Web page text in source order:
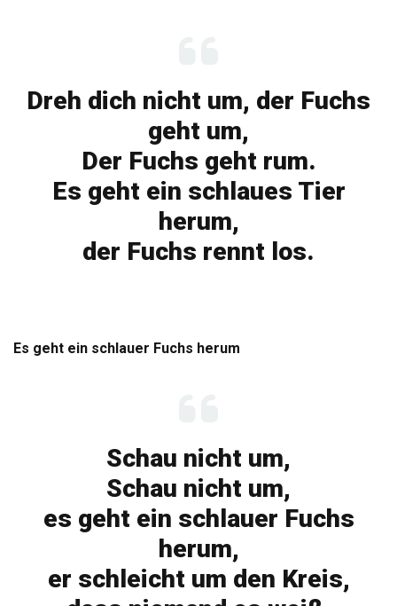
Dreh dich nicht um, der Fuchs
geht um,
Der Fuchs geht rum.
Es geht ein schlaues Tier
herum,
der Fuchs rennt los.
Es geht ein schlauer Fuchs herum
Schau nicht um,
Schau nicht um,
es geht ein schlauer Fuchs
herum,
er schleicht um den Kreis,